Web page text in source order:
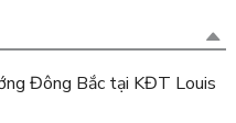
Đông Bắc tại KĐT Louis